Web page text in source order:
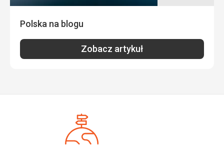
Polska na blogu
Zobacz artykuł